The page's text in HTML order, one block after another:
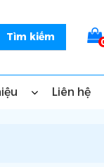
Liên hệ